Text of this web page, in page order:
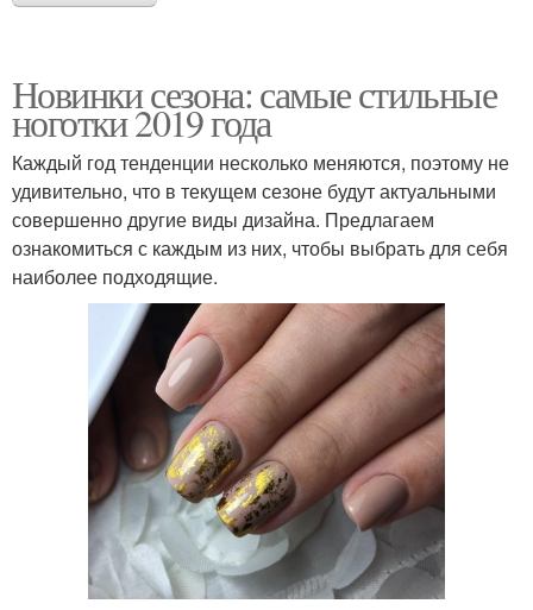
Новинки сезона: самые стильные
ноготки 2019 года
Каждый год тенденции несколько меняются, поэтому не
удивительно, что в текущем сезоне будут актуальными
совершенно другие виды дизайна. Предлагаем
ознакомиться с каждым из них, чтобы выбрать для себя
наиболее подходящие.